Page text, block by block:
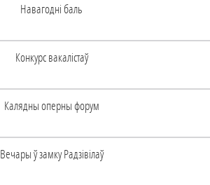
Навагоднi баль
Конкурс вакалiстаў
Калядны оперны форум
Вечары ў замку Радзiвiлаў